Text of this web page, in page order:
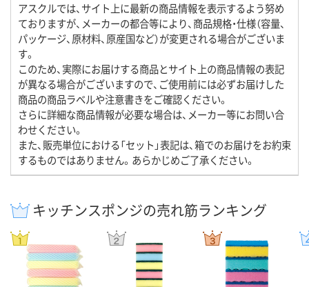
アスクルでは、サイト上に最新の商品情報を表示するよう努め
ておりますが、メーカーの都合等により、商品規格・仕様（容量、
パッケージ、原材料、原産国など）が変更される場合がございま
す。
このため、実際にお届けする商品とサイト上の商品情報の表記
が異なる場合がございますので、ご使用前には必ずお届けした
商品の商品ラベルや注意書きをご確認ください。
さらに詳細な商品情報が必要な場合は、メーカー等にお問い合
わせください。
また、販売単位における「セット」表記は、箱でのお届けをお約束
するものではありません。あらかじめご了承ください。
キッチンスポンジの売れ筋ランキング